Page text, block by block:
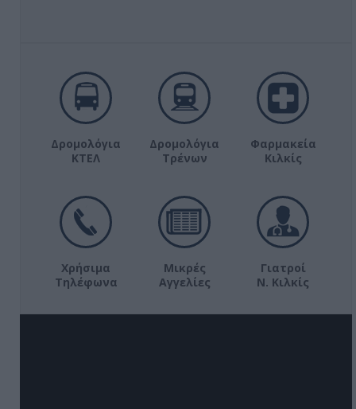
Δρομολόγια
ΚΤΕΛ
Δρομολόγια
Τρένων
Φαρμακεία
Κιλκίς
Χρήσιμα
Τηλέφωνα
Μικρές
Αγγελίες
Γιατροί
Ν. Κιλκίς